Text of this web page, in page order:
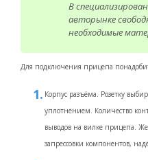
В
авторынке
необходимые
Для подключения прицепа
Корпус разъёма. Розетку
уплотнением. Количество
выводов на вилке прицепа.
запрессовки компонентов,